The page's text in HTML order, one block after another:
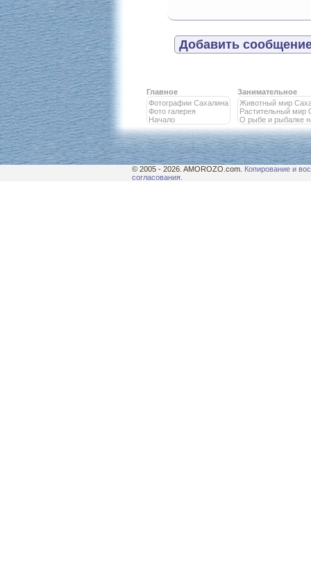
Добавить
Главное
Фотографии Сахалина
Фото галерея
Начало
Занимательное
Животный мир
Растительный мир
О рыбе и рыбалке
© 2005 - 2026. AMOROZO.com. Копирование и
согласования.